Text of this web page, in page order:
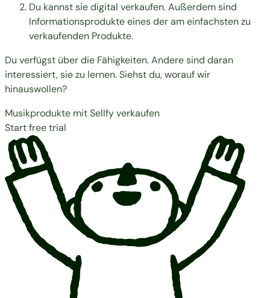
Du kannst sie digital verkaufen. Außerdem sind
Informationsprodukte eines der am einfachsten zu
verkaufenden Produkte.
Du verfügst über die Fähigkeiten. Andere sind daran
interessiert, sie zu lernen. Siehst du, worauf wir
hinauswollen?
Musikprodukte mit Sellfy verkaufen
Start free trial